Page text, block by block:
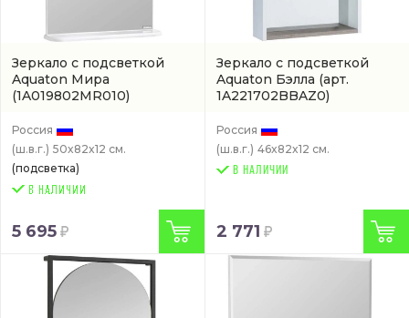
Зеркало с подсветкой
Aquaton Мира
(1A019802MR010)
Россия
(ш.в.г.) 50x82x12 см.
(подсветка)
5 695
Зеркало с подсветкой
Aquaton Бэлла (арт.
1A221702BBAZ0)
Россия
(ш.в.г.) 46x82x12 см.
В НАЛИЧИИ
2 771